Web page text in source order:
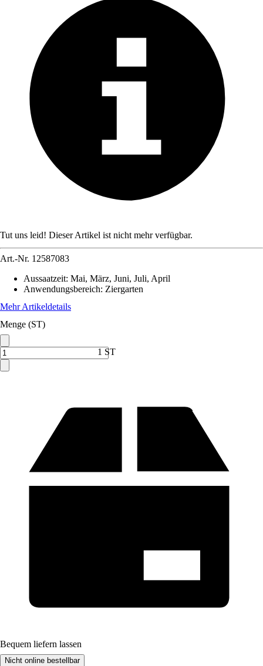
Tut uns leid! Dieser Artikel ist nicht mehr verfügbar.
Art.-Nr. 12587083
Aussaatzeit: Mai, März, Juni, Juli, April
Anwendungsbereich: Ziergarten
Mehr Artikeldetails
Menge (ST)
1 ST
Bequem liefern lassen
Nicht online bestellbar